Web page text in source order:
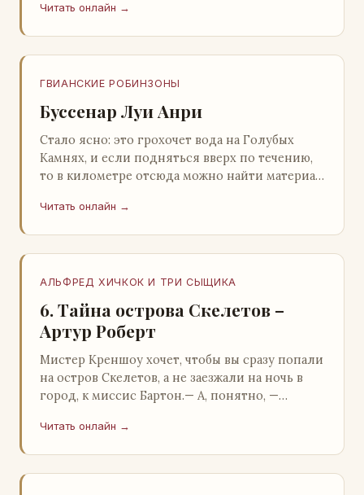
Александровна ОСЕЕВ…
Читать онлайн →
ГВИАНСКИЕ РОБИНЗОНЫ
Буссенар Луи Анри
Стало ясно: это грохочет вода на Голубых
Камнях, и если подняться вверх по течению,
то в километре отсюда можно найти материал
крас…
Читать онлайн →
АЛЬФРЕД ХИЧКОК И ТРИ СЫЩИКА
6. Тайна острова Скелетов –
Артур Роберт
Мистер Креншоу хочет, чтобы вы сразу попали
на остров Скелетов, а не заезжали на ночь в
город, к миссис Бартон.— А, понятно, —
«кризис»…
Читать онлайн →